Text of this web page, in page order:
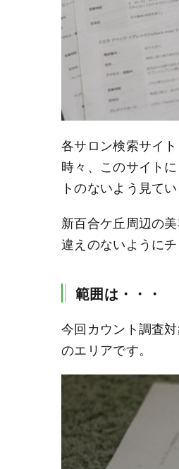
各サロン検索サイ
時々、このサイト
トのないよう見てい
新百合ケ丘周辺の
違えのないようにチ
範囲は・・・
今回カウント調査
のエリアです。